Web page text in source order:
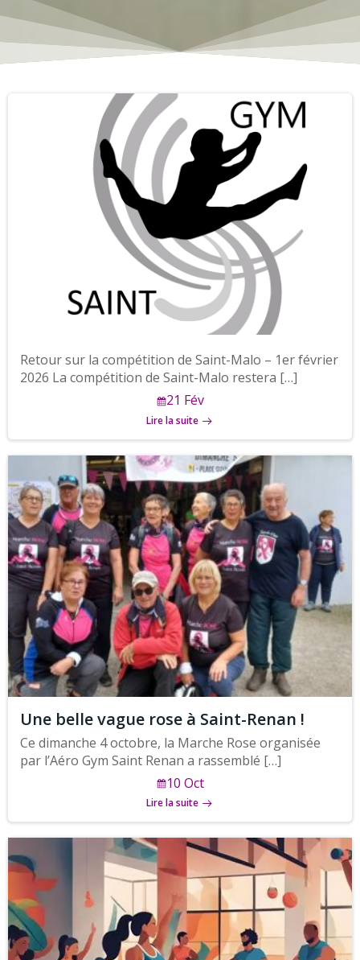
Retour sur la compétition de Saint-Malo – 1er février
2026 La compétition de Saint-Malo restera […]
21 Fév
Lire la suite
Une belle vague rose à Saint-Renan !
Ce dimanche 4 octobre, la Marche Rose organisée
par l’Aéro Gym Saint Renan a rassemblé […]
10 Oct
Lire la suite